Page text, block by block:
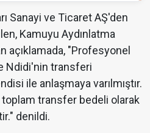
Sanayi ve Ticaret AŞ'den
Kamuyu Aydınlatma
açıklamada, "Profesyonel
Ndidi'nin transferi
ile anlaşmaya varılmıştır.
transfer bedeli olarak
denildi.